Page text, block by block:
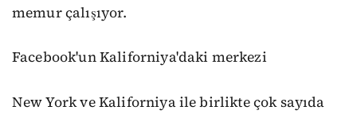
memur çalışıyor.
Facebook'un Kaliforniya'daki merkezi
New York ve Kaliforniya ile birlikte çok sayıda